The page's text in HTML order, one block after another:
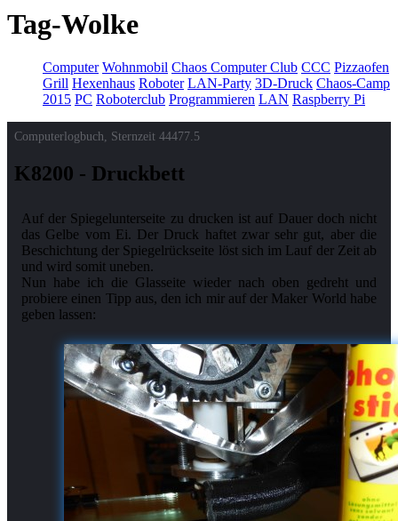
Tag-Wolke
Computer Wohnmobil Chaos Computer Club CCC Pizzaofen
Grill Hexenhaus Roboter LAN-Party 3D-Druck Chaos-Camp
2015 PC Roboterclub Programmieren LAN Raspberry Pi
Computerlogbuch, Sternzeit 44477.5
K8200 - Druckbett
Auf der Spiegelunterseite zu drucken ist auf Dauer doch nicht
das Gelbe vom Ei. Der Druck haftet zwar sehr gut, aber die
Beschichtung der Spiegelrückseite löst sich im Lauf der Zeit ab
und wird somit uneben.
Nun habe ich die Glasseite wieder nach oben gedreht und
probiere einen Tipp aus, den ich mir auf der Maker World habe